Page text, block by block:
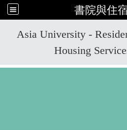
書院與住
Asia University -
Housing